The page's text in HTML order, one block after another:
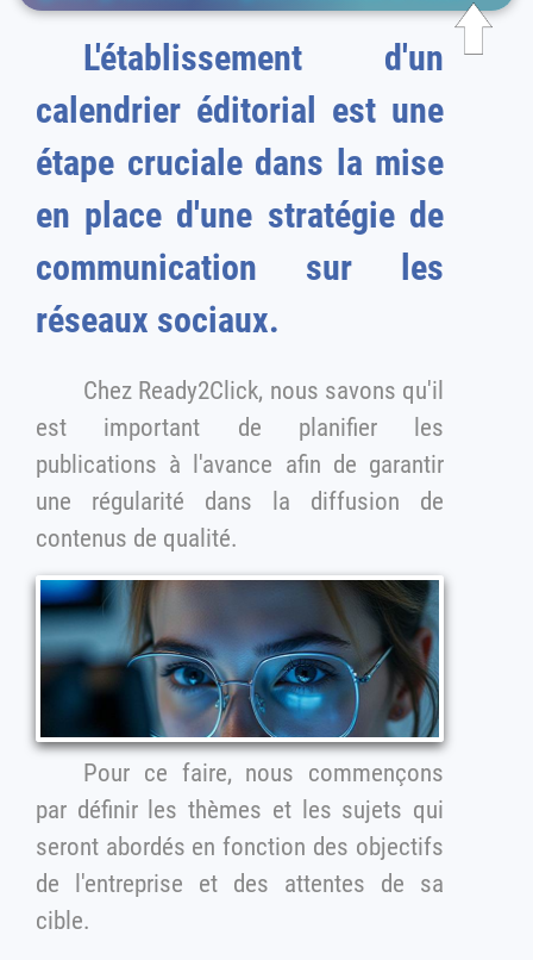
L'établissement d'un
calendrier éditorial est une
étape cruciale dans la mise
en place d'une stratégie de
communication sur les
réseaux sociaux.
Chez Ready2Click, nous savons qu'il
est important de planifier les
publications à l'avance afin de garantir
une régularité dans la diffusion de
contenus de qualité.
Pour ce faire, nous commençons
par définir les thèmes et les sujets qui
seront abordés en fonction des objectifs
de l'entreprise et des attentes de sa
cible.